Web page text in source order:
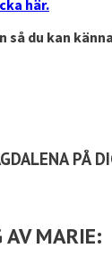
här.
så du kan
PÅ
AV MARIE: